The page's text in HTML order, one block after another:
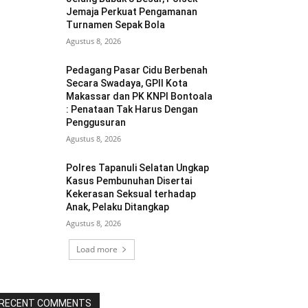
Jemaja Perkuat Pengamanan
Turnamen Sepak Bola
Agustus 8, 2026
Pedagang Pasar Cidu Berbenah
Secara Swadaya, GPII Kota
Makassar dan PK KNPI Bontoala
: Penataan Tak Harus Dengan
Penggusuran
Agustus 8, 2026
Polres Tapanuli Selatan Ungkap
Kasus Pembunuhan Disertai
Kekerasan Seksual terhadap
Anak, Pelaku Ditangkap
Agustus 8, 2026
Load more
COMMENTS